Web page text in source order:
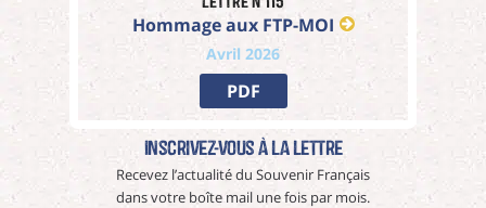
Hommage aux FTP-MOI
Avril 2026
PDF
Inscrivez-vous à La Lettre
Recevez l’actualité du Souvenir Français
dans votre boîte mail une fois par mois.